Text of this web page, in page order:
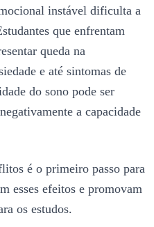
instável dificulta a
que enfrentam
queda na
e até sintomas de
do sono pode ser
a capacidade
é o primeiro passo para
esses efeitos e promovam
os estudos.